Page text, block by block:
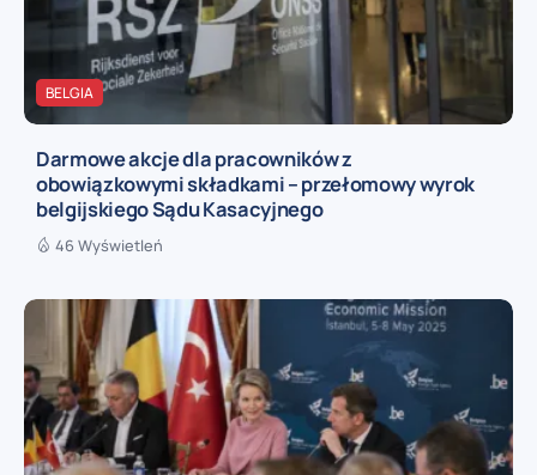
BELGIA
Darmowe akcje dla pracowników z
obowiązkowymi składkami – przełomowy wyrok
belgijskiego Sądu Kasacyjnego
46 Wyświetleń